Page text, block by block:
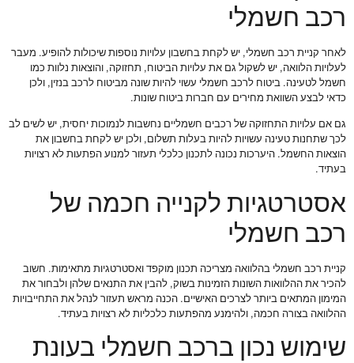
רכב חשמלי
לאחר קניית רכב חשמלי, יש לקחת בחשבון עלויות נוספות שיכולות להופיע. מעבר
לעלויות הלוואה, יש לשקול גם את עלויות הביטוח, תחזוקה, והוצאות נלוות כמו
חשמל לטעינה. ביטוח לרכב חשמלי עשוי להיות שונה מביטוח לרכב בנזין, ולכן
כדאי לבצע השוואת מחירים עם חברות ביטוח שונות.
גם אם עלויות התחזוקה של רכבים חשמליים נחשבות לנמוכות יחסית, יש לשים לב
לכך שתחנות טעינה עשויות להיות בעלות תשלום, ולכן יש לקחת בחשבון את
הוצאות החשמל. היערכות נכונה לתכנון כלכלי תעזור למנוע הפתעות לא רצויות
בעתיד.
אסטרטגיות לקנייה חכמה של
רכב חשמלי
קניית רכב חשמלי בהלוואה מצריכה תכנון מוקפד ואסטרטגיות מתאימות. חשוב
להכיר את ההלוואות השונות הזמינות בשוק, להבין את התנאים שלהן ולבחור את
המימון המתאים ביותר לצרכים האישיים. הכנה מראש תעזור לנהל את התחייבויות
ההלוואה בצורה חכמה, ולהימנע מהפתעות כלכליות לא רצויות בעתיד.
שימוש נכון ברכב חשמלי בעונת